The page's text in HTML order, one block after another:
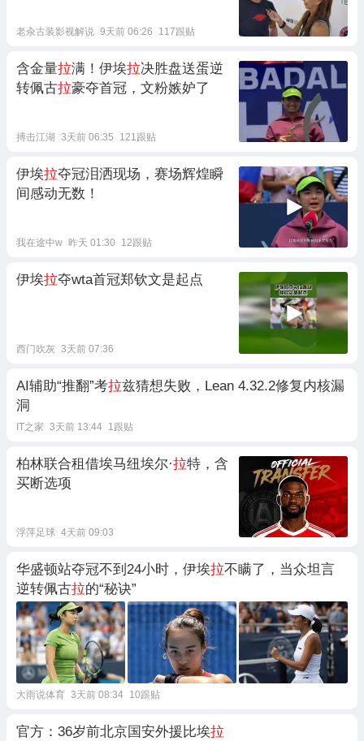
老汆古装影视解说 9天前 06:26 117跟贴
含金量拉满！伊埃拉决胜盘送蛋逆
转佩古拉豪夺首冠，文粉嫉妒了
搏击江湖 3天前 06:35 121跟贴
伊埃拉夺冠泪洒现场，赛场辉煌瞬
间感动无数！
我在途中w 昨天 01:30 12跟贴
伊埃拉夺wta首冠郑钦文是起点
西门吹灰 3天前 07:36
AI辅助“推翻”考拉兹猜想失败，Lean 4.32.2修复内核漏
洞
IT之家 3天前 13:44 1跟贴
柏林联合租借埃马纽埃尔·拉特，含
买断选项
浮萍足球 4天前 09:03
华盛顿站夺冠不到24小时，伊埃拉不瞒了，当众坦言
逆转佩古拉的“秘诀”
大雨说体育 3天前 08:34 10跟贴
官方：36岁前北京国安外援比埃拉